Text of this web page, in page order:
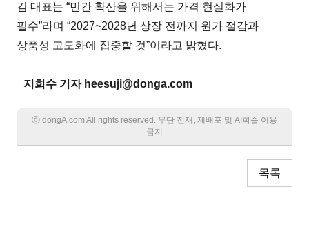
김 대표는 “민간 확산을 위해서는 가격 현실화가
필수”라며 “2027~2028년 상장 전까지 원가 절감과
상품성 고도화에 집중할 것”이라고 밝혔다.
지희수 기자 heesuji@donga.com
ⓒ dongA.com All rights reserved. 무단 전재, 재배포 및 AI학습 이용
금지
목록